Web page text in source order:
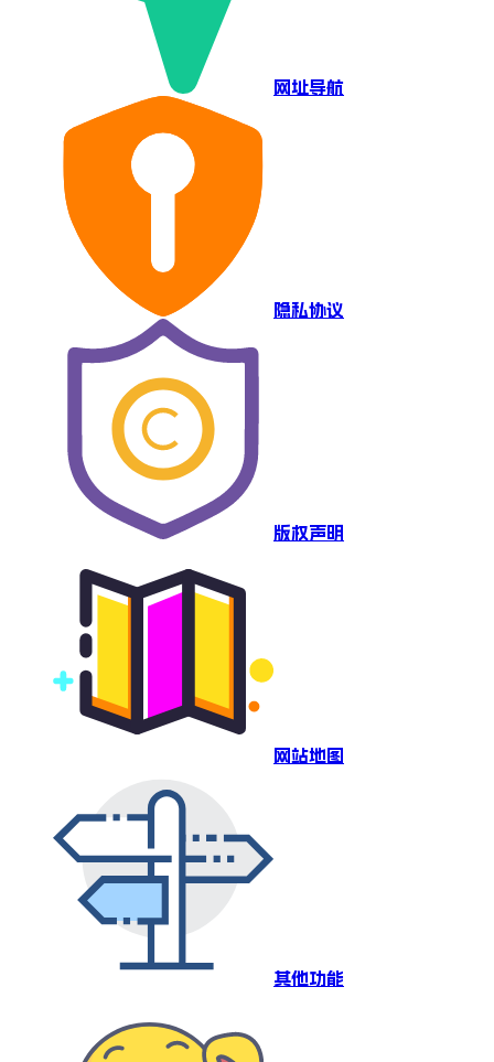
网址导航
隐私协议
版权声明
网站地图
其他功能